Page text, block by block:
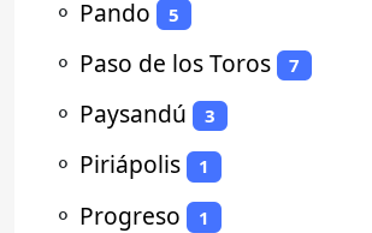
⚬ Pando 5
⚬ Paso de los Toros 7
⚬ Paysandú 3
⚬ Piriápolis 1
⚬ Progreso 1